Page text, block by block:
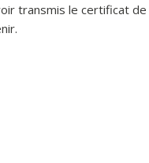
transmis le certificat